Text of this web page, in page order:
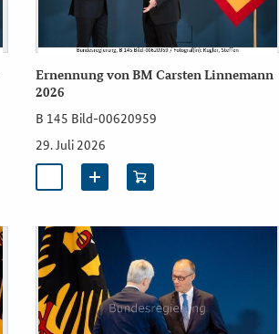
Ernennung von BM Carsten Linnemann
2026
B 145 Bild-00620959
29. Juli 2026